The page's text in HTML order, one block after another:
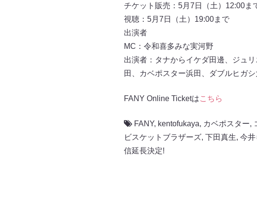
チケット販売：5月7日（土）12:00ま
視聴：5月7日（土）19:00まで
出演者
MC：令和喜多みな実河野
出演者：タナからイケダ田邊、ジュ
田、カベポスター浜田、ダブルヒガ
FANY Online Ticketはこちら
FANY, kentofukaya, カベポスター,
ビスケットブラザーズ, 下田真生, 今井
信延長決定!